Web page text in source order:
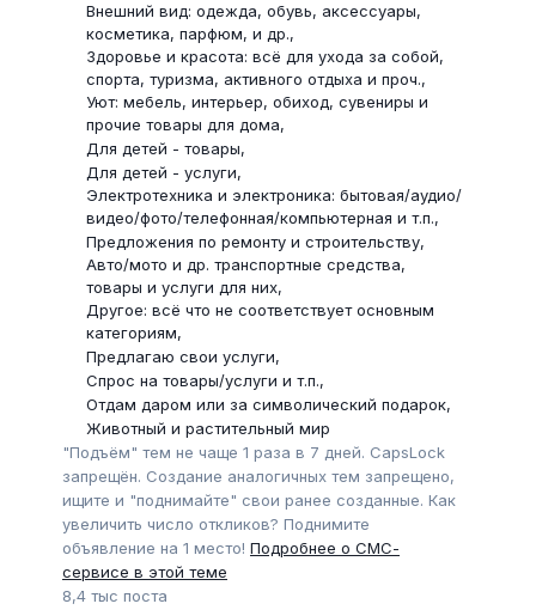
Внешний вид: одежда, обувь, аксессуары,
косметика, парфюм, и др.
Здоровье и красота: всё для ухода за собой,
спорта, туризма, активного отдыха и проч.
Уют: мебель, интерьер, обиход, сувениры и
прочие товары для дома
Для детей - товары
Для детей - услуги
Электротехника и электроника: бытовая/аудио/
видео/фото/телефонная/компьютерная и т.п.
Предложения по ремонту и строительству
Авто/мото и др. транспортные средства,
товары и услуги для них
Другое: всё что не соответствует основным
категориям
Предлагаю свои услуги
Спрос на товары/услуги и т.п.
Отдам даром или за символический подарок
Животный и растительный мир
"Подъём" тем не чаще 1 раза в 7 дней. CapsLock
запрещён. Создание аналогичных тем запрещено,
ищите и "поднимайте" свои ранее созданные. Как
увеличить число откликов? Поднимите
объявление на 1 место! Подробнее о СМС-
сервисе в этой теме
8,4 тыс поста